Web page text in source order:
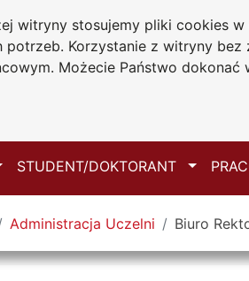
witryny stosujemy pliki cookies
potrzeb. Korzystanie z witryny
Możecie Państwo
do głównego menu
do treści
do wyszukiwarki
do mapy serwisuUniwersytet
Jana Długosza w
STUDENT/DOKTORANT Przełącz
Administracja Uczelni Biuro